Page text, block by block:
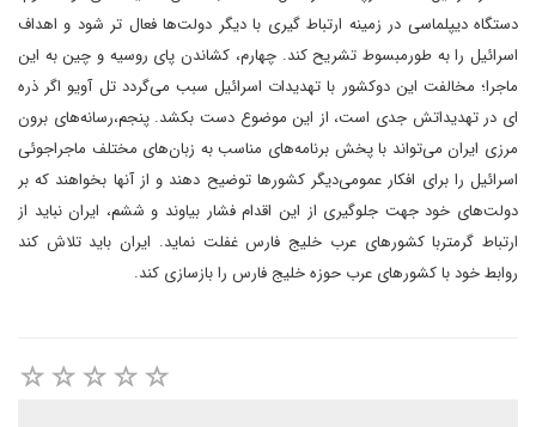
‌دستگاه دیپلماسی در زمینه ارتباط گیری با دیگر دولت‌ها فعال تر شود و اهداف
اسرائیل را به طورمبسوط تشریح کند. چهارم، کشاندن پای روسیه و چین به این
ماجرا؛‌ مخالفت این دوکشور با تهدیدات اسرائیل سبب می‌گردد تل آویو اگر ذره
ای در تهدیداتش جدی است،‌ از این موضوع دست بکشد. پنجم،‌رسانه‌های برون
مرزی ایران می‌تواند با پخش برنامه‌های مناسب به زبان‌های مختلف ماجراجوئی
اسرائیل را برای افکار عمومی‌دیگر کشورها توضیح دهند و از آنها بخواهند که بر
دولت‌های خود جهت جلوگیری از این اقدام فشار بیاوند و ششم،‌ ایران نباید از
ارتباط گرمتربا کشورهای عرب خلیج فارس غفلت نماید. ایران باید تلاش کند
روابط خود با کشورهای عرب حوزه خلیج فارس را بازسازی کند.